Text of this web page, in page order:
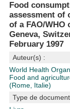
Food
assessment of
of a FAO/WHO
Geneva,
February 1997
Auteur(s) :
World Health
Food and
(Rome, Italie)
Type de